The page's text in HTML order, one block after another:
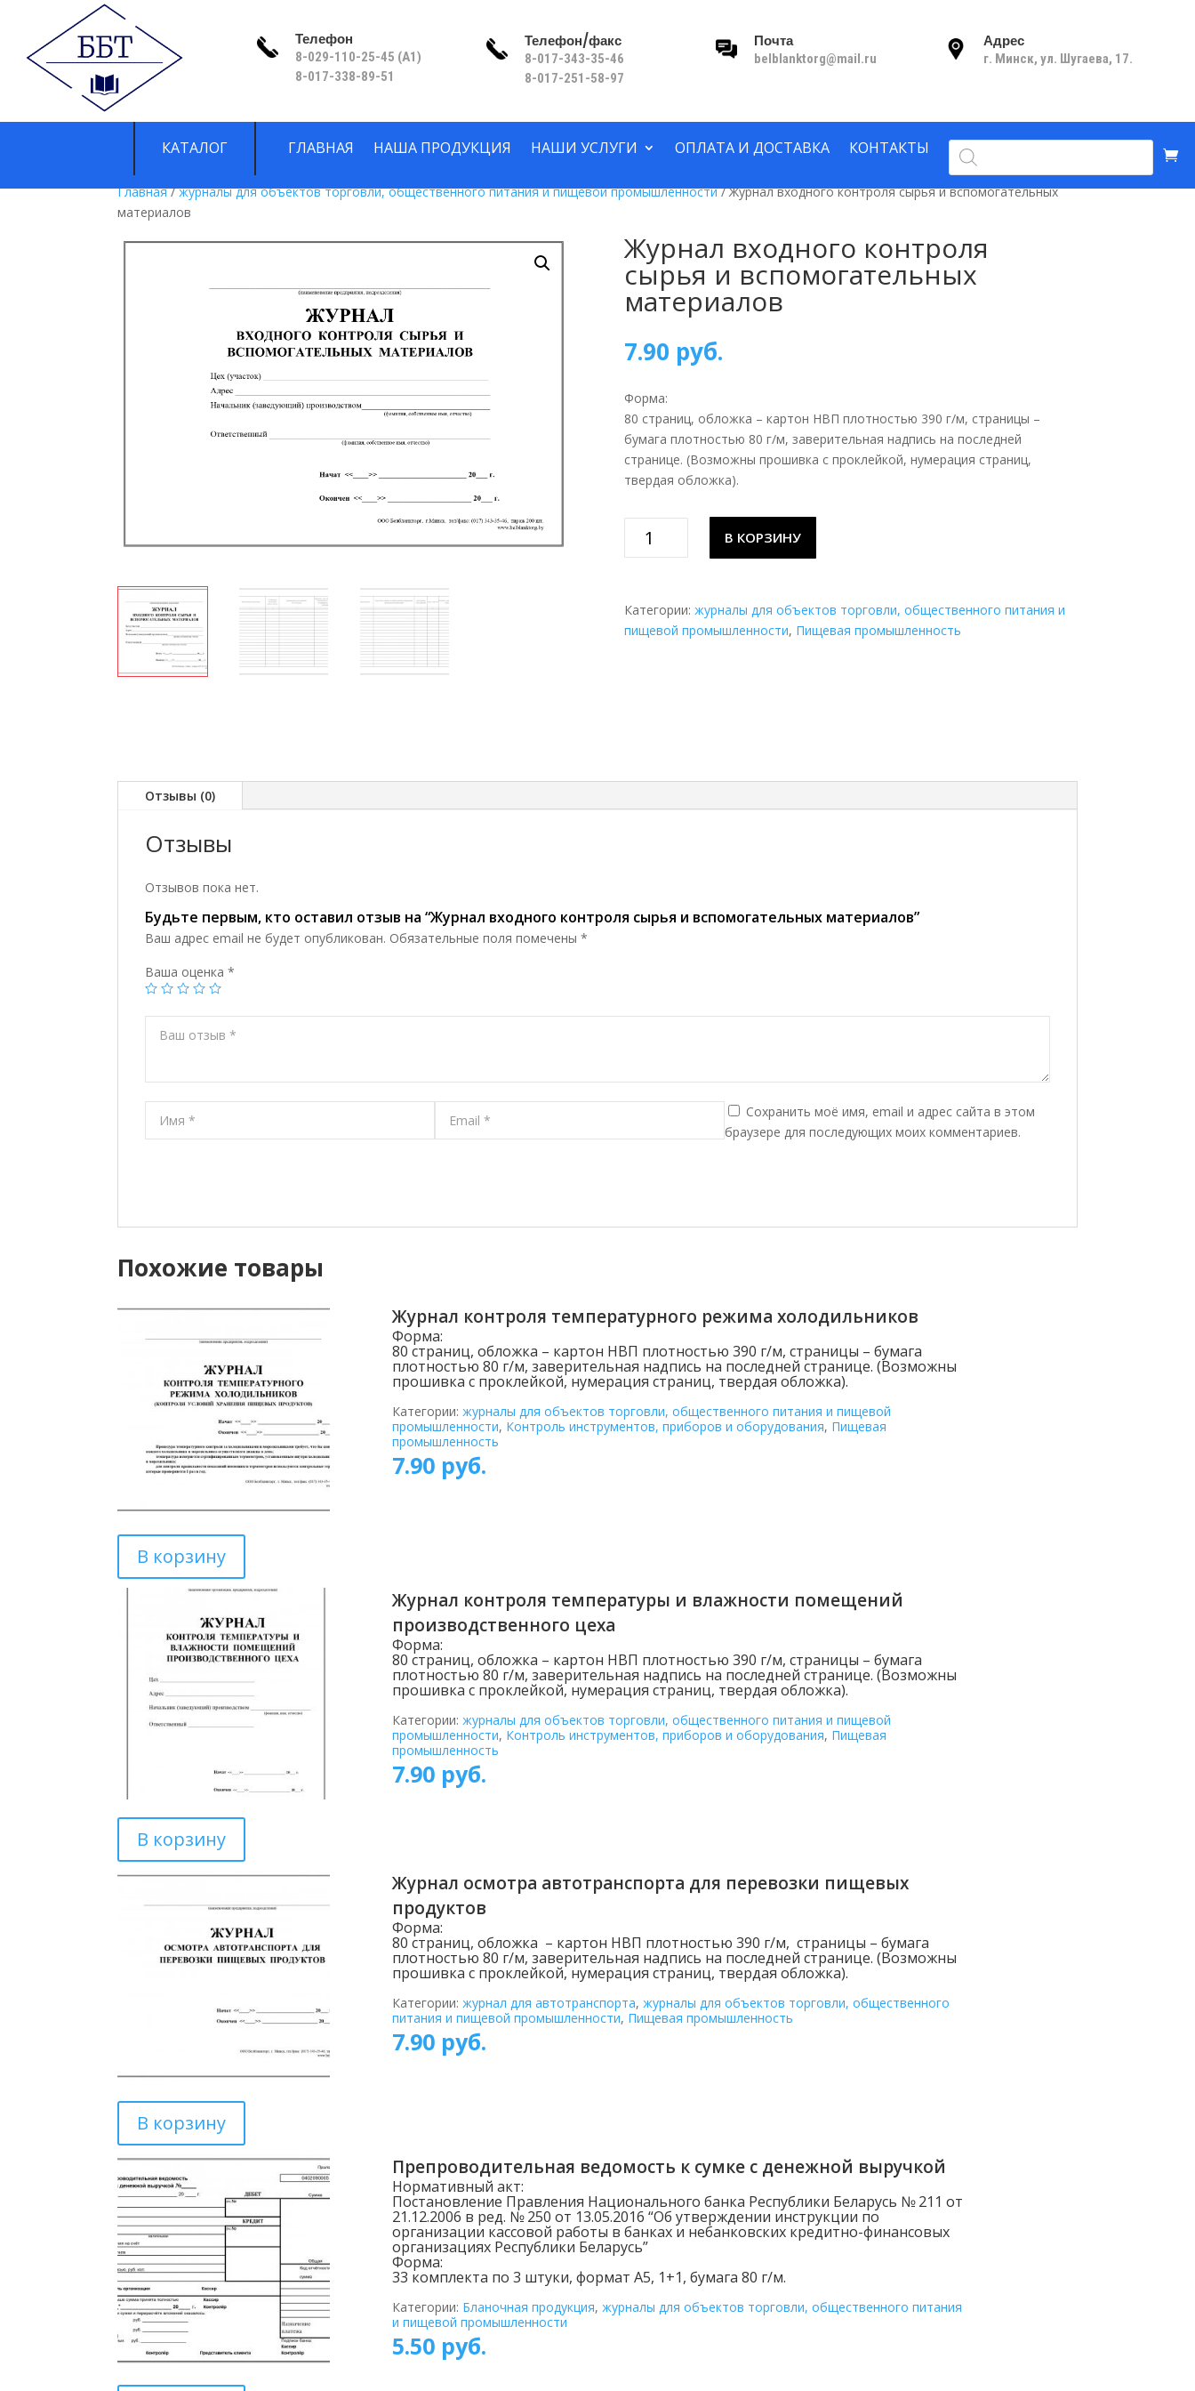
Телефон
8-029-110-25-45 (A1)
8-017-338-89-51
Телефон/факс
8-017-343-35-46
8-017-251-58-97
Почта
belblanktorg@mail.ru
Адрес
г. Минск, ул. Шугаева, 17.
КАТАЛОГ ГЛАВНАЯ НАША ПРОДУКЦИЯ НАШИ УСЛУГИ ОПЛАТА И ДОСТАВКА КОНТАКТЫ Поиск
товаров
Главная/журналы для объектов торговли, общественного питания и пищевой промышленности/ Журнал входного контроля сырья и вспомогательных
материалов
Журнал входного контроля
сырья и вспомогательных
материалов
7.90 руб.
Форма:
80 страниц, обложка – картон НВП плотностью 390 г/м, страницы –
бумага плотностью 80 г/м, заверительная надпись на последней
странице. (Возможны прошивка с проклейкой, нумерация страниц,
твердая обложка).
товара
контроля
сырья
В КОРЗИНУ
Категории: журналы для объектов торговли, общественного питания и
пищевой промышленности, Пищевая промышленность
Отзывы (0)
Отзывы
Отзывов пока нет.
Будьте первым, кто оставил отзыв на “Журнал входного контроля сырья и вспомогательных материалов”
Ваш адрес email не будет опубликован. Обязательные поля помечены *
Ваша оценка *
Сохранить моё имя, email и адрес сайта в этом
браузере для последующих моих комментариев.
Похожие товары
В корзину
Журнал контроля температурного режима холодильников
Форма:
80 страниц, обложка – картон НВП плотностью 390 г/м, страницы – бумага
плотностью 80 г/м, заверительная надпись на последней странице. (Возможны
прошивка с проклейкой, нумерация страниц, твердая обложка).
Категории: журналы для объектов торговли, общественного питания и пищевой
промышленности, Контроль инструментов, приборов и оборудования, Пищевая
промышленность
7.90руб.
В корзину
Журнал контроля температуры и влажности помещений
производственного цеха
Форма:
80 страниц, обложка – картон НВП плотностью 390 г/м, страницы – бумага
плотностью 80 г/м, заверительная надпись на последней странице. (Возможны
прошивка с проклейкой, нумерация страниц, твердая обложка).
Категории: журналы для объектов торговли, общественного питания и пищевой
промышленности, Контроль инструментов, приборов и оборудования, Пищевая
промышленность
7.90руб.
В корзину
Журнал осмотра автотранспорта для перевозки пищевых
продуктов
Форма:
80 страниц, обложка – картон НВП плотностью 390 г/м, страницы – бумага
плотностью 80 г/м, заверительная надпись на последней странице. (Возможны
прошивка с проклейкой, нумерация страниц, твердая обложка).
Категории: журнал для автотранспорта, журналы для объектов торговли, общественного
питания и пищевой промышленности, Пищевая промышленность
7.90руб.
Препроводительная ведомость к сумке с денежной выручкой
Нормативный акт:
Постановление Правления Национального банка Республики Беларусь № 211 от
21.12.2006 в ред. № 250 от 13.05.2016 “Об утверждении инструкции по
организации кассовой работы в банках и небанковских кредитно-финансовых
организациях Республики Беларусь”
Форма:
33 комплекта по 3 штуки, формат А5, 1+1, бумага 80 г/м.
Категории: Бланочная продукция, журналы для объектов торговли, общественного питания
и пищевой промышленности
5.50руб.